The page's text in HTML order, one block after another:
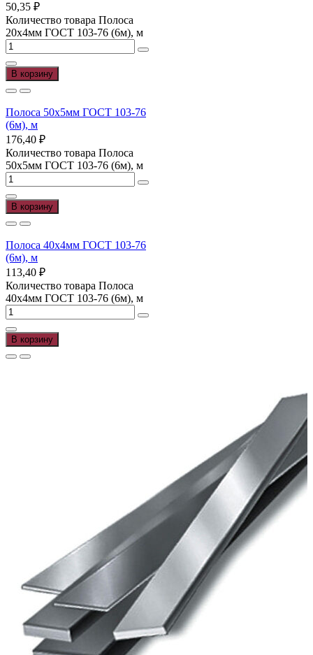
50,35 ₽
Количество товара Полоса
20х4мм ГОСТ 103-76 (6м), м
В корзину
Полоса 50х5мм ГОСТ 103-76
(6м), м
176,40 ₽
Количество товара Полоса
50х5мм ГОСТ 103-76 (6м), м
В корзину
Полоса 40х4мм ГОСТ 103-76
(6м), м
113,40 ₽
Количество товара Полоса
40х4мм ГОСТ 103-76 (6м), м
В корзину